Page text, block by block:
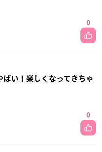
0
い！楽しくなってきちゃ
0